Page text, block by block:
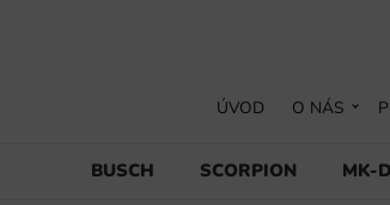
BUSCH SCORPION MK-
ÚVOD O NÁS